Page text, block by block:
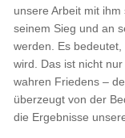
unsere Arbeit mit
seinem Sieg und an
werden. Es
wird. Das ist nicht
wahren Friedens –
überzeugt von der
die Ergebnisse